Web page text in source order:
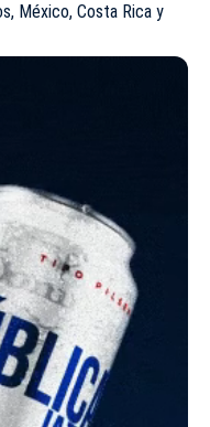
México, Costa Rica y